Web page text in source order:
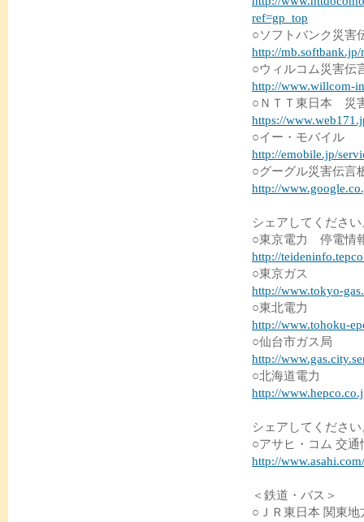
ref=gp_top
○ソフトバンク災害
http://
○ウィルコム災害伝
http://www.willcom-
○ＮＴＴ東日本 災
https://
○イー・モバイル
http://emobile.jp/
○グーグル災害伝言
http://
シェアしてくださ
○東京電力 停電情
http://
○東京ガス
http://www.tokyo-
○東北電力
http://www.tohoku-
○仙台市ガス局
http://
○北海道電力
http://
シェアしてくださ
○アサヒ・コム 交通
http://
＜鉄道・バス＞
○ＪＲ東日本 関東地